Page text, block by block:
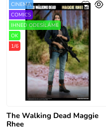
The Walking Dead Maggie
Rhee
CINEMA
COMICS
IHNED ODESÍLÁME
OK
1/6